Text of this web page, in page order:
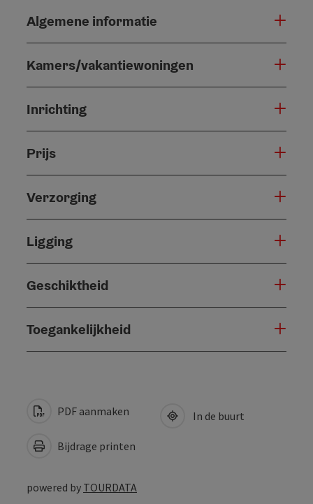
Algemene informatie
Kamers/vakantiewoningen
Inrichting
Prijs
Verzorging
Ligging
Geschiktheid
Toegankelijkheid
PDF aanmaken
Bijdrage printen
In de buurt
powered by TOURDATA